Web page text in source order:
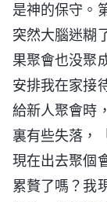
是神的保守。
突然大腦迷糊
果聚會也没聚
安排我在家接
給新人聚會時
裏有些失落，
現在出去聚個
累贅了嗎？我